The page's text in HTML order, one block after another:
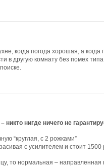
когда погода хорошая, а когда
в другую комнату без помех
никто нигде ничего не
“круглая, с 2 рожками”
с усилителем и стоит 1500
то нормальная – направленная